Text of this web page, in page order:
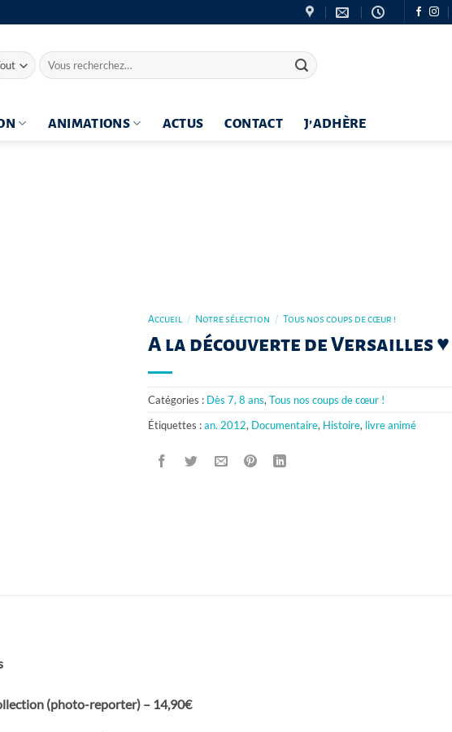
Recherche
pour :
ANIMATIONS ACTUS CONTACT J’ADHÈRE
Accueil / Notre sélection / Tous nos coups de cœur !
A la découverte de Versailles ♥
Catégories : Dès 7, 8 ans,Tous nos coups de cœur !
Étiquettes :an. 2012, Documentaire, Histoire, livre animé
(photo-reporter) – 14,90€